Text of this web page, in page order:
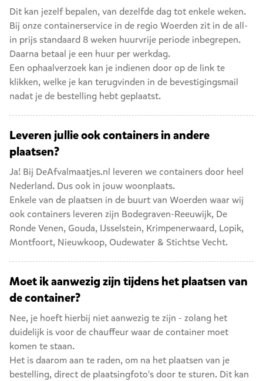
Dit kan jezelf bepalen, van dezelfde dag tot enkele weken.
Bij onze containerservice in de regio Woerden zit in de all-
in prijs standaard 8 weken huurvrije periode inbegrepen.
Daarna betaal je een huur per werkdag.
Een ophaalverzoek kan je indienen door op de link te
klikken, welke je kan terugvinden in de bevestigingsmail
nadat je de bestelling hebt geplaatst.
Leveren jullie ook containers in andere
plaatsen?
Ja! Bij DeAfvalmaatjes.nl leveren we containers door heel
Nederland. Dus ook in jouw woonplaats.
Enkele van de plaatsen in de buurt van Woerden waar wij
ook containers leveren zijn Bodegraven-Reeuwijk, De
Ronde Venen, Gouda, IJsselstein, Krimpenerwaard, Lopik,
Montfoort, Nieuwkoop, Oudewater & Stichtse Vecht.
Moet ik aanwezig zijn tijdens het plaatsen van
de container?
Nee, je hoeft hierbij niet aanwezig te zijn - zolang het
duidelijk is voor de chauffeur waar de container moet
komen te staan.
Het is daarom aan te raden, om na het plaatsen van je
bestelling, direct de plaatsingfoto's door te sturen. Dit kan